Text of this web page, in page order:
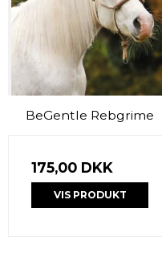
BeGentle Rebgrime
175,00 DKK
VIS PRODUKT